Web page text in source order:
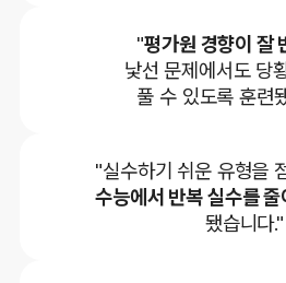
"평가원 경향이 잘
낯선 문제에서도 당
풀 수 있도록 훈련
"실수하기 쉬운 유형을
수능에서 반복 실수를 줄
됐습니다."